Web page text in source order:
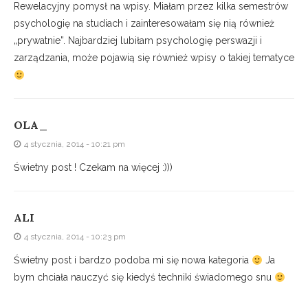
Rewelacyjny pomysł na wpisy. Miałam przez kilka semestrów
psychologię na studiach i zainteresowałam się nią również
„prywatnie”. Najbardziej lubiłam psychologię perswazji i
zarządzania, może pojawią się również wpisy o takiej tematyce
OLA_
4 stycznia, 2014 - 10:21 pm
Świetny post ! Czekam na więcej :)))
ALI
4 stycznia, 2014 - 10:23 pm
Świetny post i bardzo podoba mi się nowa kategoria
Ja
bym chciała nauczyć się kiedyś techniki świadomego snu